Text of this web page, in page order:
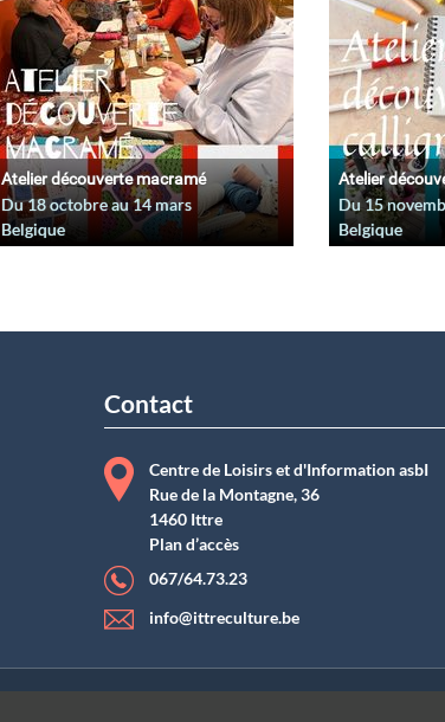
Atelier découverte macramé
Du18 octobreau14 mars
Belgique
Atelier
Du 15
Belgique
Contact
Centre de Loisirs et d'Information asbI
Rue de la Montagne, 36
1460 Ittre
Plan d’accès
067/64.73.23
info@ittreculture.be